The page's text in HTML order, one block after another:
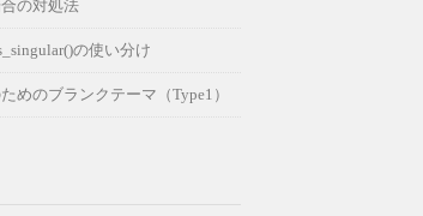
の対処法
の使い分け
めのブランクテーマ（Type1）